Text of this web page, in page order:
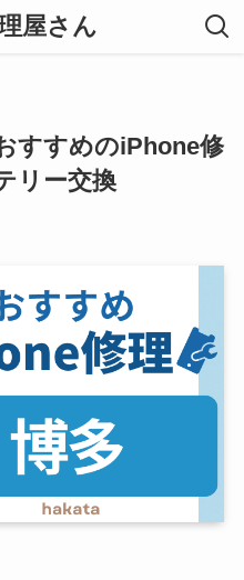
屋さん
すすめのiPhone修
リー交換